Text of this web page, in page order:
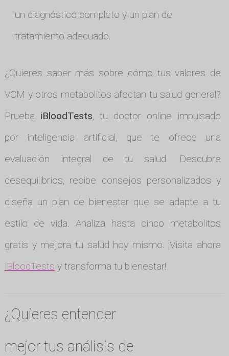
un diagnóstico completo y un plan de
tratamiento adecuado.
¿Quieres saber más sobre cómo tus valores de
VCM y otros metabolitos afectan tu salud general?
Prueba iBloodTests, tu doctor online impulsado
por inteligencia artificial, que te ofrece una
evaluación integral de tu salud. Descubre
desequilibrios, recibe consejos personalizados y
diseña un plan de bienestar que se adapte a tu
estilo de vida. Analiza hasta cinco metabolitos
gratis y mejora tu salud hoy mismo. ¡Visita ahora
iBloodTests y transforma tu bienestar!
¿Quieres entender
mejor tus análisis de